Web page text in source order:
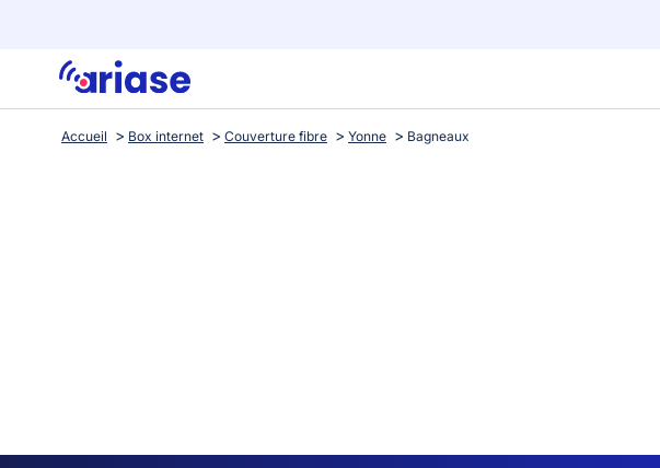
Accueil Box internet Couverture fibre Yonne Bagneaux